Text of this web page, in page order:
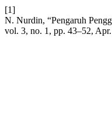
[1]
N. Nurdin, “Pengaruh
vol. 3, no. 1, pp. 43–52,